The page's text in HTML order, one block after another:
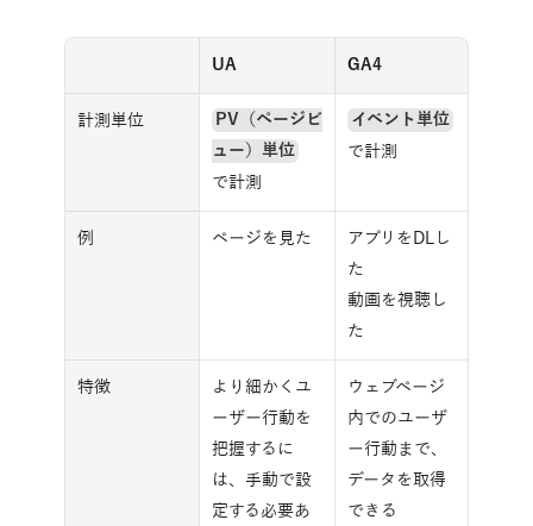
UA GA4
計測単位
PV（ページビ
ュー）単位
で計測
イベント単位
で計測
例 ページを見た
アプリをDLし
た
動画を視聴し
た
特徴
より細かくユ
ーザー行動を
把握するに
は、手動で設
定する必要あ
ウェブページ
内でのユーザ
ー行動まで、
データを取得
できる